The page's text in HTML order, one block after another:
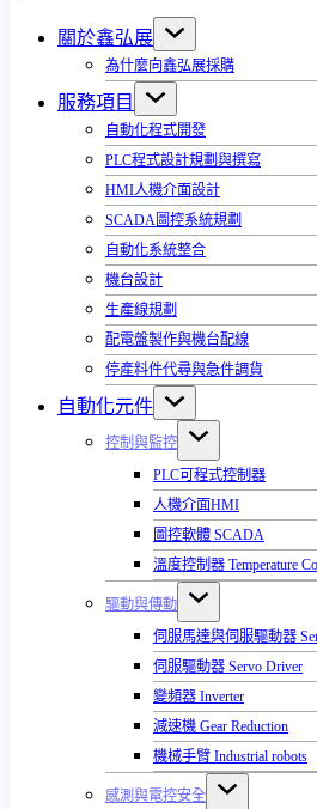
關於鑫弘展
為什麼向鑫弘展採購
服務項目
自動化程式開發
PLC程式設計規劃與撰寫
HMI人機介面設計
SCADA圖控系統規劃
自動化系統整合
機台設計
生產線規劃
配電盤製作與機台配線
停產料件代尋與急件調貨
自動化元件
控制與監控
PLC可程式控制器
人機介面HMI
圖控軟體 SCADA
溫度控制器 Temperature
驅動與傳動
伺服馬達與伺服驅動器
伺服驅動器 Servo Driver
變頻器 Inverter
減速機 Gear Reduction
機械手臂 Industrial robots
感測與電控安全